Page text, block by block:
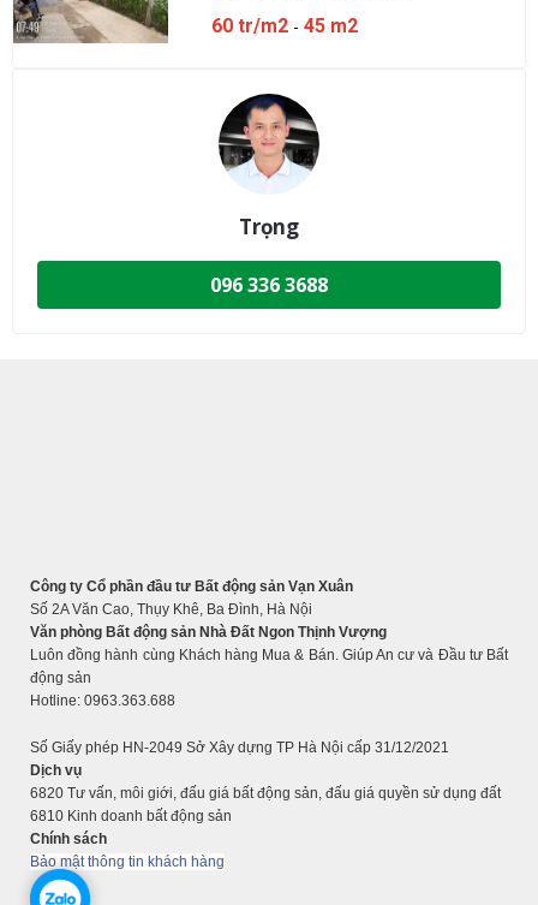
60 tr/m2- 45 m2
Trọng
096 336 3688
Công ty Cổ phần đầu tư Bất động sản Vạn Xuân
Số 2A Văn Cao, Thụy Khê, Ba Đình, Hà Nội
Văn phòng Bất động sản Nhà Đất Ngon Thịnh Vượng
Luôn đồng hành cùng Khách hàng Mua & Bán. Giúp An cư và Đầu tư Bất
động sản
Hotline: 0963.363.688
Số Giấy phép HN-2049 Sở Xây dựng TP Hà Nội cấp 31/12/2021
Dịch vụ
6820 Tư vấn, môi giới, đấu giá bất động sản, đấu giá quyền sử dụng đất
6810 Kinh doanh bất động sản
Chính sách
Bảo mật thông tin khách hàng